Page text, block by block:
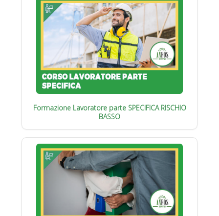
Formazione Lavoratore parte SPECIFICA RISCHIO
BASSO